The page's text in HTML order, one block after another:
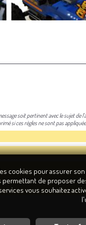
soit pertinent avec le sujet de
si ces règles ne sont pas
cookies pour assurer
permettant de proposer
vous souhaitez